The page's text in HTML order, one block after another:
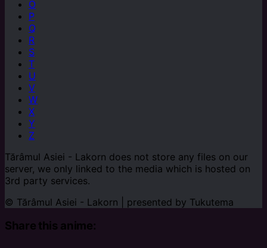
O
P
Q
R
S
T
U
V
W
X
Y
Z
Tărâmul Asiei - Lakorn does not store any files on our
server, we only linked to the media which is hosted on
3rd party services.
© Tărâmul Asiei - Lakorn | presented by Tukutema
Share this anime: